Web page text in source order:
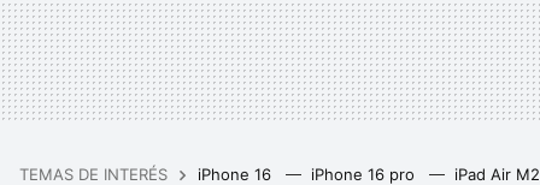
TEMAS DE INTERÉS iPhone 16 iPhone 16 pro iPad Air